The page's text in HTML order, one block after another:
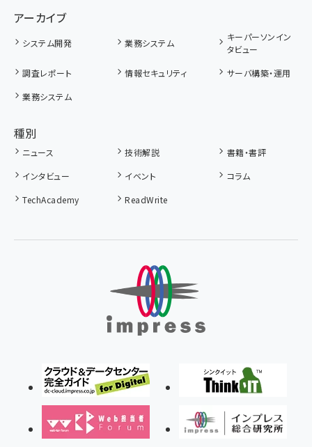
アーカイブ
システム開発 業務システム
キーパーソンイン
タビュー
調査レポート
情報セキュリティ
サーバ構築・運用
業務システム
種別
ニュース 技術解説
書籍・書評
インタビュー
イベント
コラム
TechAcademy
ReadWrite